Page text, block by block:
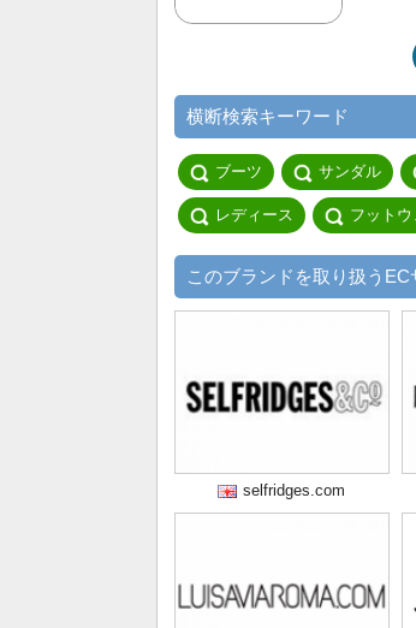
横断検索キーワード
ブーツ サンダル
レディース フットウ
このブランドを取り扱うEC
selfridges.com